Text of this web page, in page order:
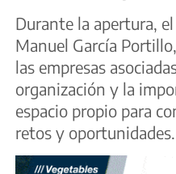
Durante la apertura,
Manuel García
las empresas
organización y la
espacio propio para
retos y oportunidades.